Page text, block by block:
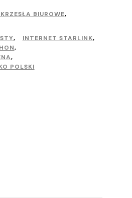
BIUROWE,
, INTERNET STARLINK,
,
,
POLSKI